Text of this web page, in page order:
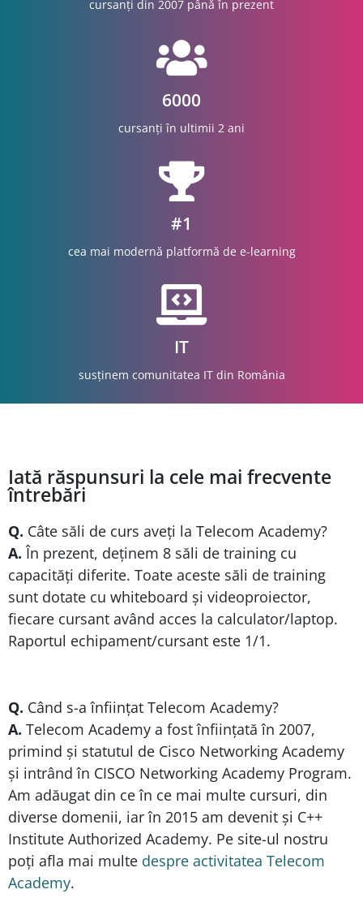
cursanți din 2007 până în prezent
6000
cursanți în ultimii 2 ani
#1
cea mai modernă platformă de e-learning
IT
susținem comunitatea IT din România
Iată răspunsuri la cele mai frecvente
întrebări
Q. Câte săli de curs aveți la Telecom Academy?
A. În prezent, deținem 8 săli de training cu
capacități diferite. Toate aceste săli de training
sunt dotate cu whiteboard și videoproiector,
fiecare cursant având acces la calculator/laptop.
Raportul echipament/cursant este 1/1.
Q. Când s-a înființat Telecom Academy?
A. Telecom Academy a fost înființată în 2007,
primind și statutul de Cisco Networking Academy
și intrând în CISCO Networking Academy Program.
Am adăugat din ce în ce mai multe cursuri, din
diverse domenii, iar în 2015 am devenit și C++
Institute Authorized Academy. Pe site-ul nostru
poți afla mai multe despre activitatea Telecom
Academy.